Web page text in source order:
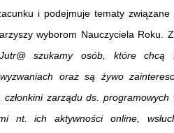
i podejmuje tematy związane
wyborom Nauczyciela Roku.
szukamy osób, które chcą
oraz są żywo
członkini zarządu ds.
nt. ich aktywności online,